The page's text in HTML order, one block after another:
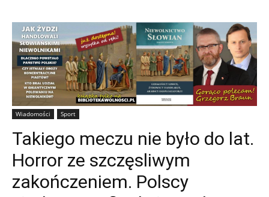
Wiadomości Sport
Takiego meczu nie było do lat.
Horror ze szczęsliwym
zakończeniem. Polscy